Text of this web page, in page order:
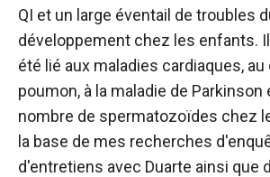
QI et un large éventail de troubles
développement chez les enfants.
été lié aux maladies cardiaques, au
poumon, à la maladie de Parkinson
nombre de spermatozoïdes chez
la base de mes recherches
d'entretiens avec Duarte ainsi que